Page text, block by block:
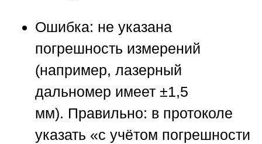
Ошибка: не указана
погрешность измерений
(например, лазерный
дальномер имеет ±1,5
мм). Правильно: в протоколе
указать «с учётом погрешности